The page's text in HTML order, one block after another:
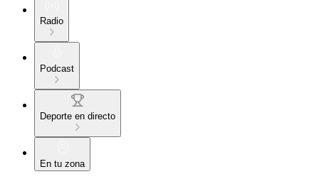
Radio
Podcast
Deporte en directo
En tu zona